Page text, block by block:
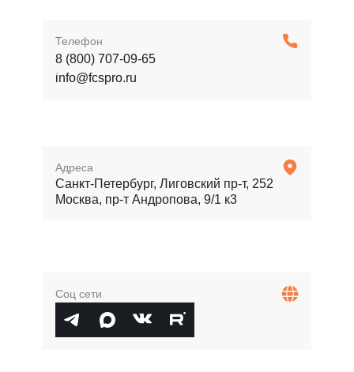
Соц сети
Адреса
Санкт-Петербург, Лиговский пр-т, 252
Москва, пр-т Андропова, 9/1 к3
Телефон
8 (800) 707-09-65
info@fcspro.ru